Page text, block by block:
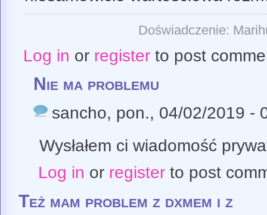
Doświadczenie:
Log in or registerto post
Nie ma problemu
sancho, pon., 04/02/2019 -
Wysłałem ci wiadomość
Log in or registerto post
Też mam problem z dxmem i z